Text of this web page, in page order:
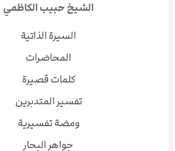
الشيخ حبيب الكاظمي
السيرة الذاتية
المحاضرات
كلمات قصيرة
تفسير المتدبرين
ومضة تفسيرية
جواهر البحار